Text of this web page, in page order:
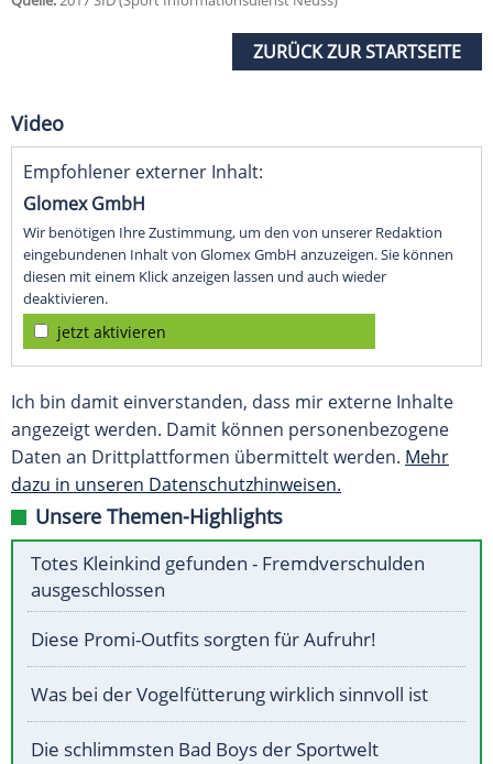
ZURÜCK ZUR STARTSEITE
Video
Empfohlener externer Inhalt:
Glomex GmbH
Wir benötigen Ihre Zustimmung, um den von unserer Redaktion
eingebundenen Inhalt von Glomex GmbH anzuzeigen. Sie können
diesen mit einem Klick anzeigen lassen und auch wieder
deaktivieren.
jetzt aktivieren
Ich bin damit einverstanden, dass mir externe Inhalte
angezeigt werden. Damit können personenbezogene
Daten an Drittplattformen übermittelt werden. Mehr
dazu in unseren Datenschutzhinweisen.
Unsere Themen-Highlights
Totes Kleinkind gefunden - Fremdverschulden
ausgeschlossen
Diese Promi-Outfits sorgten für Aufruhr!
Was bei der Vogelfütterung wirklich sinnvoll ist
Die schlimmsten Bad Boys der Sportwelt